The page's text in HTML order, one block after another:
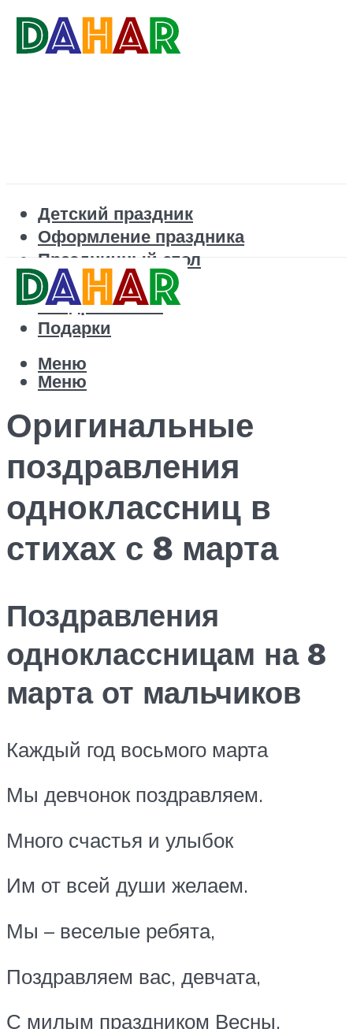
Детский праздник
Оформление праздника
Праздничный стол
Корпоратив
Поздравления
Подарки
Меню
Меню
Оригинальные
поздравления
одноклассниц в
стихах с 8 марта
Поздравления
одноклассницам на 8
марта от мальчиков
Каждый год восьмого марта
Мы девчонок поздравляем.
Много счастья и улыбок
Им от всей души желаем.
Мы – веселые ребята,
Поздравляем вас, девчата,
С милым праздником Весны,